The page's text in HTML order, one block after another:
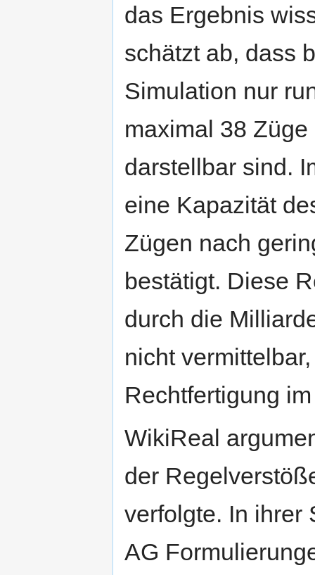
das Ergebnis
schätzt ab, dass
Simulation nur
maximal 38
darstellbar sind.
eine Kapazität
Zügen nach
bestätigt. Diese
durch die
nicht
Rechtfertigung
WikiReal
der
verfolgte. In ihrer
AG